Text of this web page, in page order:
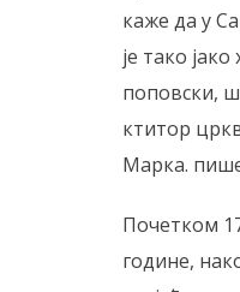
каже да у
је тако
поповски,
ктитор
Марка.
Почетком
године,